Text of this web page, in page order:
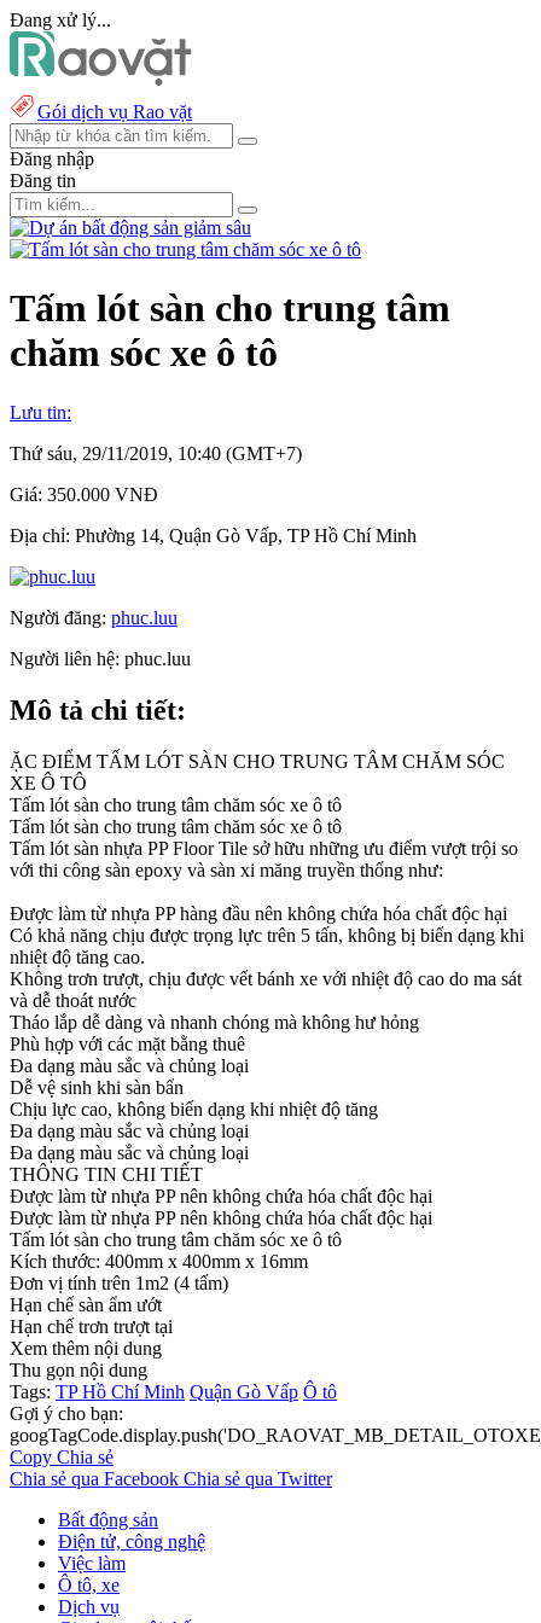
Đang xử lý...
Gói dịch vụ Rao vặt
Đăng nhập
Đăng tin
Tấm lót sàn cho trung tâm
chăm sóc xe ô tô
Lưu tin:
Thứ sáu, 29/11/2019, 10:40 (GMT+7)
Giá: 350.000 VNĐ
Địa chỉ: Phường 14, Quận Gò Vấp, TP Hồ Chí Minh
Người đăng: phuc.luu
Người liên hệ: phuc.luu
Mô tả chi tiết:
ẶC ĐIỂM TẤM LÓT SÀN CHO TRUNG TÂM CHĂM SÓC
XE Ô TÔ
Tấm lót sàn cho trung tâm chăm sóc xe ô tô
Tấm lót sàn cho trung tâm chăm sóc xe ô tô
Tấm lót sàn nhựa PP Floor Tile sở hữu những ưu điểm vượt trội so
với thi công sàn epoxy và sàn xi măng truyền thống như:
Được làm từ nhựa PP hàng đầu nên không chứa hóa chất độc hại
Có khả năng chịu được trọng lực trên 5 tấn, không bị biến dạng khi
nhiệt độ tăng cao.
Không trơn trượt, chịu được vết bánh xe với nhiệt độ cao do ma sát
và dễ thoát nước
Tháo lắp dễ dàng và nhanh chóng mà không hư hỏng
Phù hợp với các mặt bằng thuê
Đa dạng màu sắc và chủng loại
Dễ vệ sinh khi sàn bẩn
Chịu lực cao, không biến dạng khi nhiệt độ tăng
Đa dạng màu sắc và chủng loại
Đa dạng màu sắc và chủng loại
THÔNG TIN CHI TIẾT
Được làm từ nhựa PP nên không chứa hóa chất độc hại
Được làm từ nhựa PP nên không chứa hóa chất độc hại
Tấm lót sàn cho trung tâm chăm sóc xe ô tô
Kích thước: 400mm x 400mm x 16mm
Đơn vị tính trên 1m2 (4 tấm)
Hạn chế sàn ẩm ướt
Hạn chế trơn trượt tại
Xem thêm nội dung
Thu gọn nội dung
Tags: TP Hồ Chí Minh Quận Gò Vấp Ô tô
Gợi ý cho bạn:
Copy Chia sẻ
Chia sẻ qua Facebook Chia sẻ qua Twitter
Bất động sản
Điện tử, công nghệ
Việc làm
Ô tô, xe
Dịch vụ